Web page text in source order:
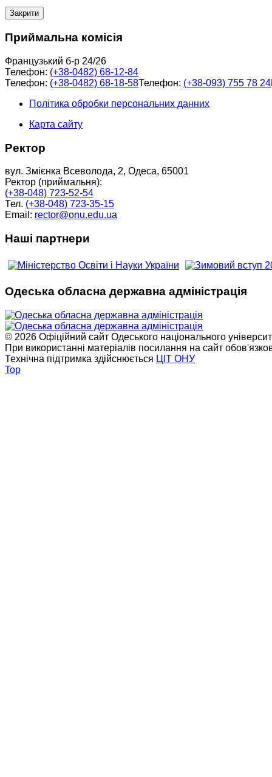
Закрити
Приймальна комісія
Французький б-р 24/26
Телефон: (+38-0482) 68-12-84
Телефон: (+38-0482) 68-18-58Телефон: (+38-093) 755 78 24
Політика обробки персональних данних
Карта сайту
Ректор
вул. Змієнка Всеволода, 2, Одеса, 65001
Ректор (приймальня):
(+38-048) 723-52-54
Тел. (+38-048) 723-35-15
Email: rector@onu.edu.ua
Наші партнери
Одеська обласна державна адміністрація
© 2026 Офіційний сайт Одеського національного
При використанні матеріалів посилання на сайт
Технічна підтримка здійснюється ЦІТ ОНУ
Top